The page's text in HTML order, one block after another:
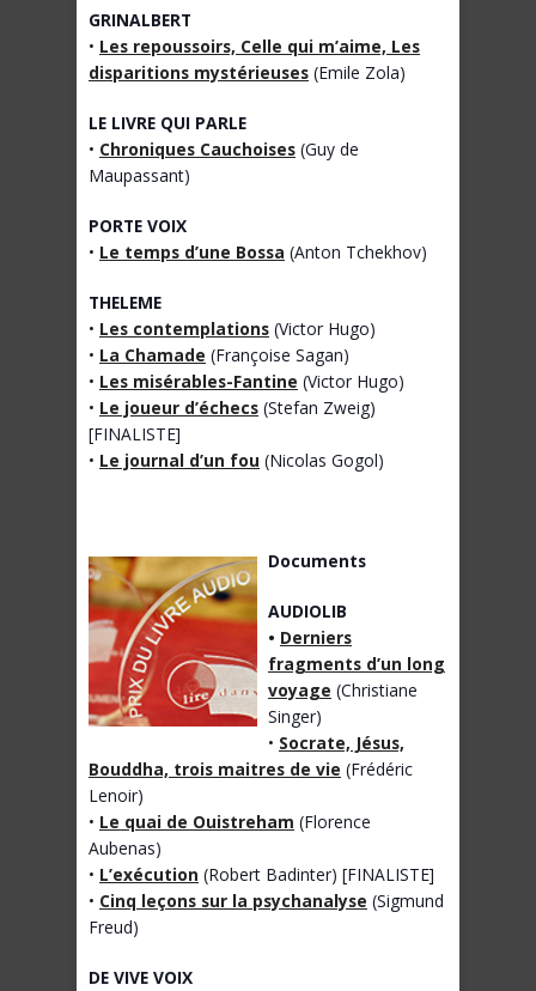
GRINALBERT
• Les repoussoirs, Celle qui m’aime, Les
disparitions mystérieuses (Emile Zola)
LE LIVRE QUI PARLE
• Chroniques Cauchoises (Guy de
Maupassant)
PORTE VOIX
• Le temps d’une Bossa (Anton Tchekhov)
THELEME
• Les contemplations (Victor Hugo)
• La Chamade (Françoise Sagan)
• Les misérables-Fantine (Victor Hugo)
• Le joueur d’échecs (Stefan Zweig)
[FINALISTE]
• Le journal d’un fou (Nicolas Gogol)
Documents
AUDIOLIB
• Derniers
fragments d’un long
voyage (Christiane
Singer)
• Socrate, Jésus,
Bouddha, trois maitres de vie (Frédéric
Lenoir)
• Le quai de Ouistreham (Florence
Aubenas)
• L’exécution (Robert Badinter) [FINALISTE]
• Cinq leçons sur la psychanalyse (Sigmund
Freud)
DE VIVE VOIX